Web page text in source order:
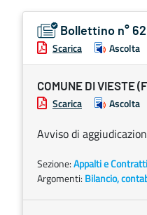
Bollettino n°
Scarica Ascolta
COMUNE DI VIESTE
Scarica Ascolta
Avviso di
Sezione:Appalti e Contratti
Argomenti: Bilancio,